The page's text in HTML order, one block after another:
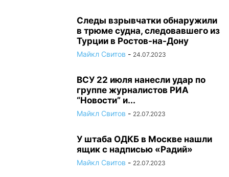
Следы взрывчатки обнаружили
в трюме судна, следовавшего из
Турции в Ростов-на-Дону
Майкл Свитов - 24.07.2023
ВСУ 22 июля нанесли удар по
группе журналистов РИА
“Новости” и...
Майкл Свитов - 22.07.2023
У штаба ОДКБ в Москве нашли
ящик с надписью «Радий»
Майкл Свитов - 22.07.2023